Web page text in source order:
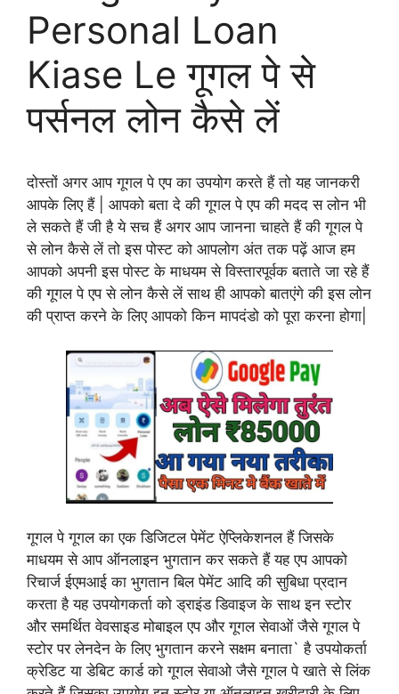
Personal Loan
Kiase Le गूगल पे से
पर्सनल लोन कैसे लें
दोस्तों अगर आप गूगल पे एप का उपयोग करते हैं तो यह जानकरी
आपके लिए हैं | आपको बता दे की गूगल पे एप की मदद स लोन भी
ले सकते हैं जी है ये सच हैं अगर आप जानना चाहते हैं की गूगल पे
से लोन कैसे लें तो इस पोस्ट को आपलोग अंत तक पढ़ें आज हम
आपको अपनी इस पोस्ट के माधयम से विस्तारपूर्वक बताते जा रहे हैं
की गूगल पे एप से लोन कैसे लें साथ ही आपको बातएंगे की इस लोन
की प्राप्त करने के लिए आपको किन मापदंडो को पूरा करना होगा|
गूगल पे गूगल का एकडिजिटलपेमेंट ऐप्लिकेशनल हैं जिसके
माधयम से आप ऑनलाइन भुगतान कर सकते हैं यह एप आपको
रिचार्ज ईएमआई का भुगतान बिल पेमेंट आदि की सुबिधा प्रदान
करता है यह उपयोगकर्ता को ड्राइंड डिवाइज के साथ इन स्टोर
और समर्थित वेवसाइड मोबाइल एप और गूगल सेवाओं जैसे गूगल पे
स्टोर पर लेनदेन के लिए भुगतान करने सक्षम बनाता` है उपयोकर्ता
क्रेडिट या डेबिट कार्ड को गूगल सेवाओ जैसे गूगल पे खाते से लिंक